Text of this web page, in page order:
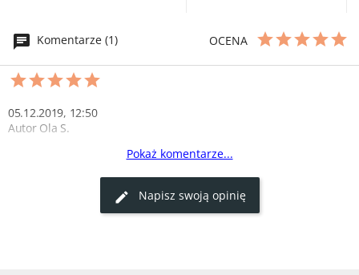
Komentarze (1) OCENA
05.12.2019, 12:50
Autor Ola S.
Naturalny smak tuńczyka
Tuńczyk w sosie własnym jest idealny do różnorodnych potraw.
Świeży i smaczny, z pewnością zamówię ponownie. Polecam
Pokaż komentarze...
Napisz swoją opinię